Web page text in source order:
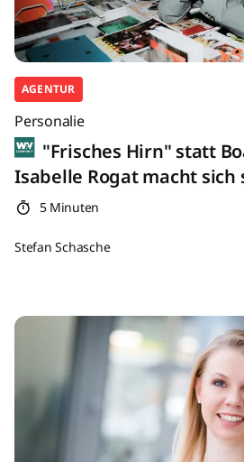
AGENTUR
Personalie
"Frisches Hirn" statt
Isabelle Rogat macht
5 Minuten
Stefan Schasche